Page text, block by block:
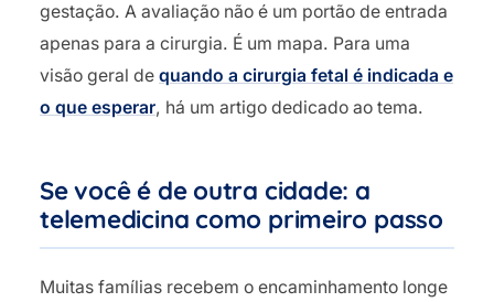
gestação. A avaliação não é um portão de entrada
apenas para a cirurgia. É um mapa. Para uma
visão geral de quando a cirurgia fetal é indicada e
o que esperar, há um artigo dedicado ao tema.
Se você é de outra cidade: a
telemedicina como primeiro passo
Muitas famílias recebem o encaminhamento longe